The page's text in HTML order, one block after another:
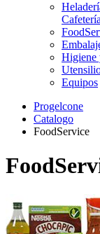
Higiene
Equipos
Progelcone
Catalogo
FoodService